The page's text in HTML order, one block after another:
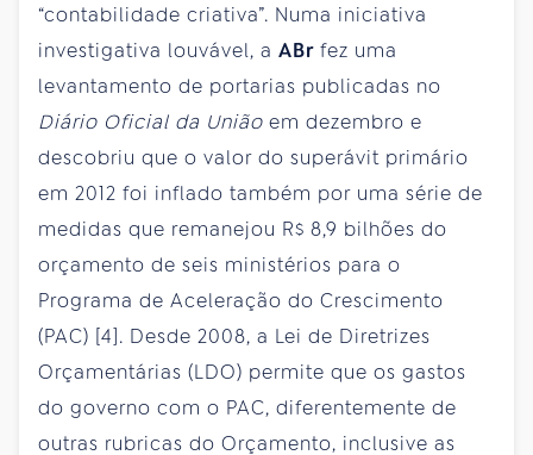
“contabilidade criativa”. Numa iniciativa
investigativa louvável, a ABr fez uma
levantamento de portarias publicadas no
Diário Oficial da União em dezembro e
descobriu que o valor do superávit primário
em 2012 foi inflado também por uma série de
medidas que remanejou R$ 8,9 bilhões do
orçamento de seis ministérios para o
Programa de Aceleração do Crescimento
(PAC) [4]. Desde 2008, a Lei de Diretrizes
Orçamentárias (LDO) permite que os gastos
do governo com o PAC, diferentemente de
outras rubricas do Orçamento, inclusive as